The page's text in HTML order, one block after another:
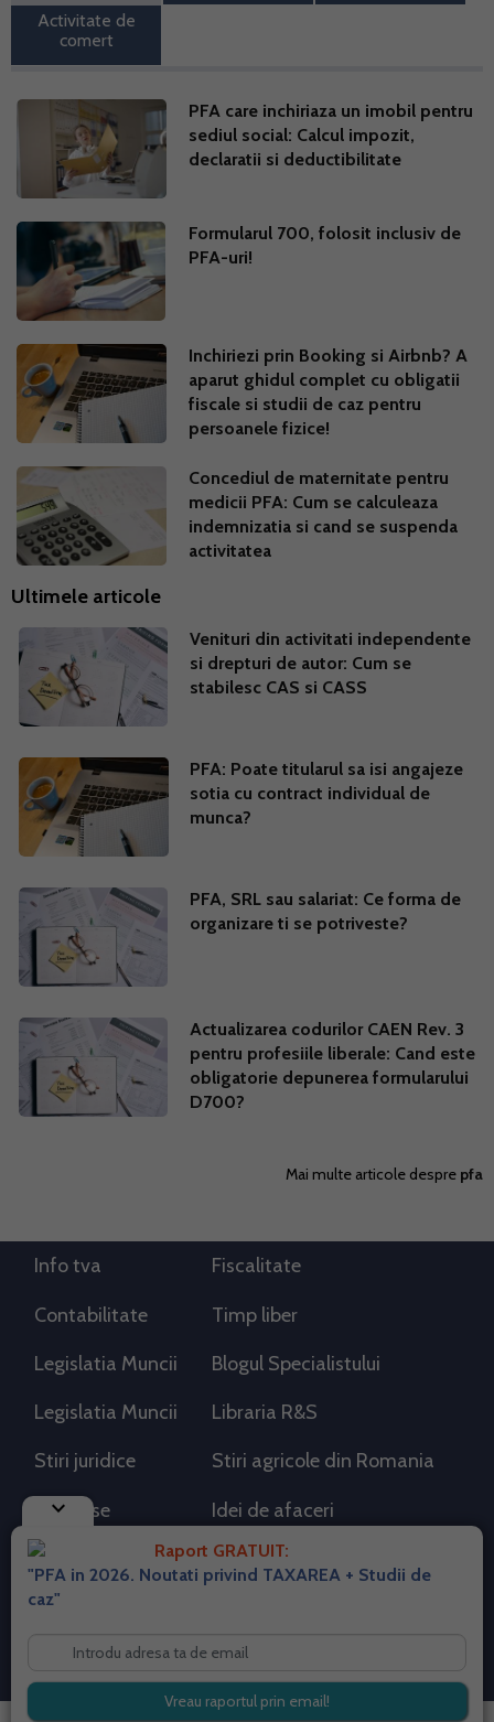
Activitate de
comert
PFA care inchiriaza un imobil pentru
sediul social: Calcul impozit,
declaratii si deductibilitate
Formularul 700, folosit inclusiv de
PFA-uri!
Inchiriezi prin Booking si Airbnb? A
aparut ghidul complet cu obligatii
fiscale si studii de caz pentru
persoanele fizice!
Concediul de maternitate pentru
medicii PFA: Cum se calculeaza
indemnizatia si cand se suspenda
activitatea
Ultimele articole
Venituri din activitati independente
si drepturi de autor: Cum se
stabilesc CAS si CASS
PFA: Poate titularul sa isi angajeze
sotia cu contract individual de
munca?
PFA, SRL sau salariat: Ce forma de
organizare ti se potriveste?
Actualizarea codurilor CAEN Rev. 3
pentru profesiile liberale: Cand este
obligatorie depunerea formularului
D700?
Mai multe articole despre pfa
keyboard_arrow_down
Raport GRATUIT:
"PFA in 2026. Noutati privind TAXAREA + Studii de
caz"
Info tva Fiscalitate
Contabilitate Timp liber
Legislatia Muncii Blogul Specialistului
Legislatia Muncii Libraria R&S
Stiri juridice Stiri agricole din Romania
AdSense Idei de afaceri
RSS Flux RSS 2.0
Despre cookies
Termeni si conditii
Contact